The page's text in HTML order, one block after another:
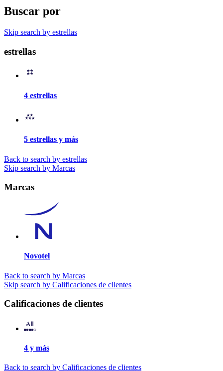
Buscar por
Skip search by estrellas
estrellas
4 estrellas
5 estrellas y más
Back to search by estrellas
Skip search by Marcas
Marcas
Novotel
Back to search by Marcas
Skip search by Calificaciones de clientes
Calificaciones de clientes
4 y más
Back to search by Calificaciones de clientes